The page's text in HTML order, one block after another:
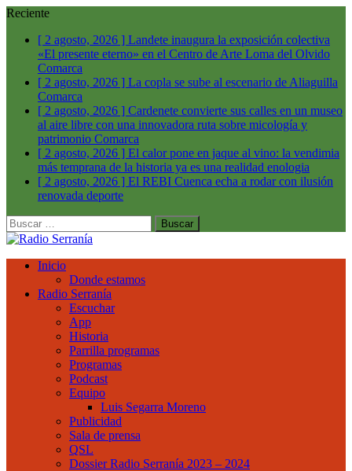
Reciente
[ 2 agosto, 2026 ] Landete inaugura la exposición colectiva
«El presente eterno» en el Centro de Arte Loma del Olvido
Comarca
[ 2 agosto, 2026 ] La copla se sube al escenario de Aliaguilla
Comarca
[ 2 agosto, 2026 ] Cardenete convierte sus calles en un museo
al aire libre con una innovadora ruta sobre micología y
patrimonio Comarca
[ 2 agosto, 2026 ] El calor pone en jaque al vino: la vendimia
más temprana de la historia ya es una realidad enologia
[ 2 agosto, 2026 ] El REBI Cuenca echa a rodar con ilusión
renovada deporte
Buscar:
Inicio
Donde estamos
Radio Serranía
Escuchar
App
Historia
Parrilla programas
Programas
Podcast
Equipo
Luis Segarra Moreno
Publicidad
Sala de prensa
QSL
Dossier Radio Serranía 2023 – 2024